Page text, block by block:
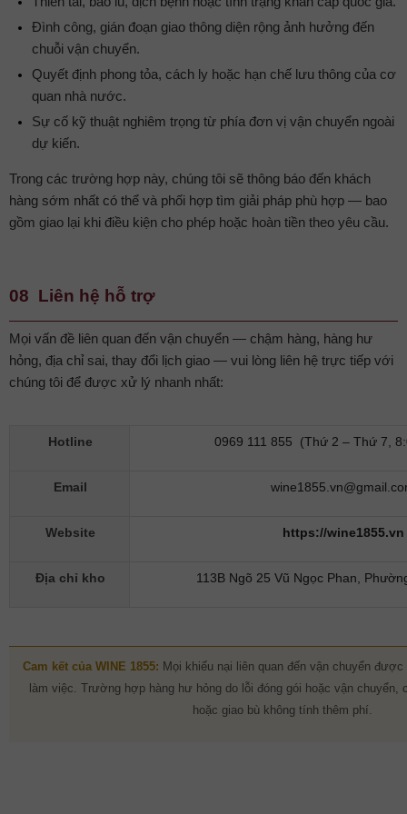
Đình công, gián đoạn giao thông diện rộng ảnh hưởng đến
chuỗi vận chuyển.
Quyết định phong tỏa, cách ly hoặc hạn chế lưu thông của cơ
quan nhà nước.
Sự cố kỹ thuật nghiêm trọng từ phía đơn vị vận chuyển ngoài
dự kiến.
Trong các trường hợp này, chúng tôi sẽ thông báo đến khách
hàng sớm nhất có thể và phối hợp tìm giải pháp phù hợp — bao
gồm giao lại khi điều kiện cho phép hoặc hoàn tiền theo yêu cầu.
08 Liên hệ hỗ trợ
Mọi vấn đề liên quan đến vận chuyển — chậm hàng, hàng hư
hỏng, địa chỉ sai, thay đổi lịch giao — vui lòng liên hệ trực tiếp với
chúng tôi để được xử lý nhanh nhất:
Hotline 0969 111 855 (Thứ 2 – Thứ 7,
Email
Website https://wine1855.vn
Địa chỉ kho 113B Ngõ 25 Vũ Ngọc Phan,
Cam kết của WINE 1855: Mọi khiếu nại liên quan đến vận chuyển
làm việc. Trường hợp hàng hư hỏng do lỗi đóng gói hoặc vận chuyển,
hoặc giao bù không tính thêm phí.